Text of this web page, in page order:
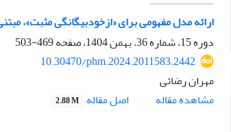
ارائه مدل مفهومی برای «ازخودبیگانگی مثبت»،
دوره 15، شماره 36، بهمن 1404، صفحه
469-503
10.30470/phm.2024.2011583.2442
مهران رضائی
مشاهده مقاله
اصل مقاله 2.88 M